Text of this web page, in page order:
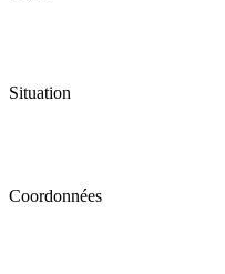
Situation
Coordonnées